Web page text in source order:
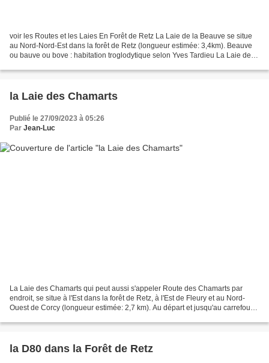
voir les Routes et les Laies En Forêt de Retz La Laie de la Beauve se situe
au Nord-Nord-Est dans la forêt de Retz (longueur estimée: 3,4km). Beauve
ou bauve ou bove : habitation troglodytique selon Yves Tardieu La Laie de la
la Laie des Chamarts
Publié le 27/09/2023 à 05:26
Par Jean-Luc
La Laie des Chamarts qui peut aussi s'appeler Route des Chamarts par
endroit, se situe à l'Est dans la forêt de Retz, à l'Est de Fleury et au Nord-
Ouest de Corcy (longueur estimée: 2,7 km). Au départ et jusqu'au carrefour
la D80 dans la Forêt de Retz